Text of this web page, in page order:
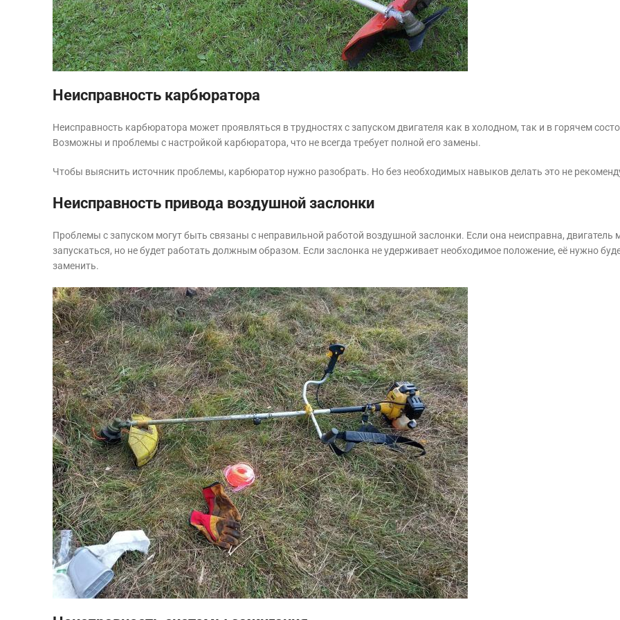
Неисправность карбюратора
Неисправность карбюратора может проявляться в трудностях с запуском двигателя как в холодном, так и в горячем
Возможны и проблемы с настройкой карбюратора, что не всегда требует полной его замены.
Чтобы выяснить источник проблемы, карбюратор нужно разобрать. Но без необходимых навыков делать это не
Неисправность привода воздушной заслонки
Проблемы с запуском могут быть связаны с неправильной работой воздушной заслонки. Если она неисправна, двигатель
запускаться, но не будет работать должным образом. Если заслонка не удерживает необходимое положение, её нужно
заменить.